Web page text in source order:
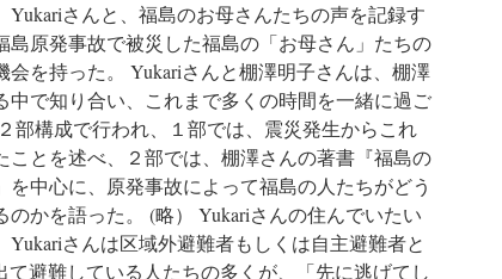
さんと、福島のお母さんたちの声を記録す
原発事故で被災した福島の「お母さん」たちの
を持った。 Yukariさんと棚澤明子さんは、棚澤
で知り合い、これまで多くの時間を一緒に過ご
部構成で行われ、１部では、震災発生からこれ
ことを述べ、２部では、棚澤さんの著書『福島の
中心に、原発事故によって福島の人たちがどう
かを語った。 (略） Yukariさんの住んでいたい
さんは区域外避難者もしくは自主避難者と
避難している人たちの多くが、「先に逃げてし